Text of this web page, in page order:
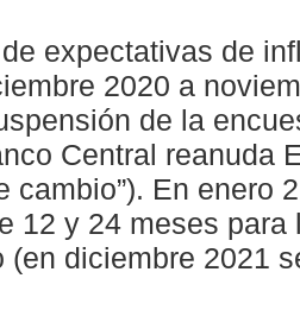
expectativas de
2020 a
de la
Central reanuda
cambio”). En enero
12 y 24 meses
(en diciembre 2021